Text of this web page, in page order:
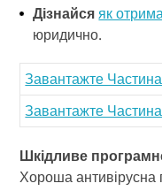
Дізнайся як
юридично.
Завантажте
Завантажте
Шкідливе
Хороша антивірусна